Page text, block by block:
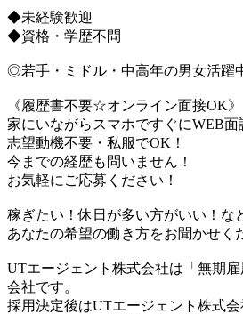
◆未経験歓迎
◆資格・学歴不問
◎若手・ミドル・中高年の男女活躍
《履歴書不要☆オンライン面接OK》
家にいながらスマホですぐにWEB面
志望動機不要・私服でOK！
今までの経歴も問いません！
お気軽にご応募ください！
稼ぎたい！休日が多い方がいい！な
あなたの希望の働き方をお聞かせく
UTエージェント株式会社は「無期
会社です。
採用決定後はUTエージェント株式